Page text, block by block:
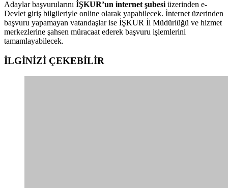
Adaylar başvurularını İŞKUR’un internet şubesi üzerinden e-
Devlet giriş bilgileriyle online olarak yapabilecek. İnternet üzerinden
başvuru yapamayan vatandaşlar ise İŞKUR İl Müdürlüğü ve hizmet
merkezlerine şahsen müracaat ederek başvuru işlemlerini
tamamlayabilecek.
İLGİNİZİ ÇEKEBİLİR